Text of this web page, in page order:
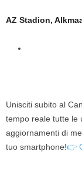
AZ Stadion,
Unisciti subito al
tempo reale tutte le
aggiornamenti di
tuo smartphone!👉